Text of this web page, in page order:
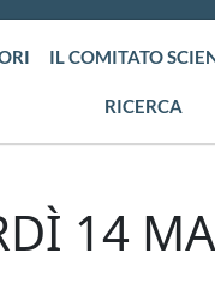
IL COMITATO
RICERCA
14